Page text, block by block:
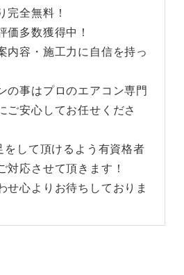
完全無料！
価多数獲得中！
内容・施工力に自信を持っ
の事はプロのエアコン専門
ご安心してお任せくださ
して頂けるよう有資格者
対応させて頂きます！
せ心よりお待ちしておりま